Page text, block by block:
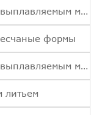
Детали, полученные литьем по выплавляемым моделям
формы
Детали, полученные литьем по выплавляемым моделям
литьем